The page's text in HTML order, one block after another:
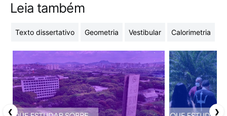
Leia também
Texto dissertativo Geometria Vestibular Calorimetria
❮ ❯